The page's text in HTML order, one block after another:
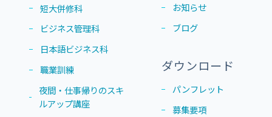
短大併修科
ビジネス管理科
日本語ビジネス科
職業訓練
夜間・仕事帰りのスキ
ルアップ講座
お知らせ
ブログ
ダウンロード
パンフレット
募集要項